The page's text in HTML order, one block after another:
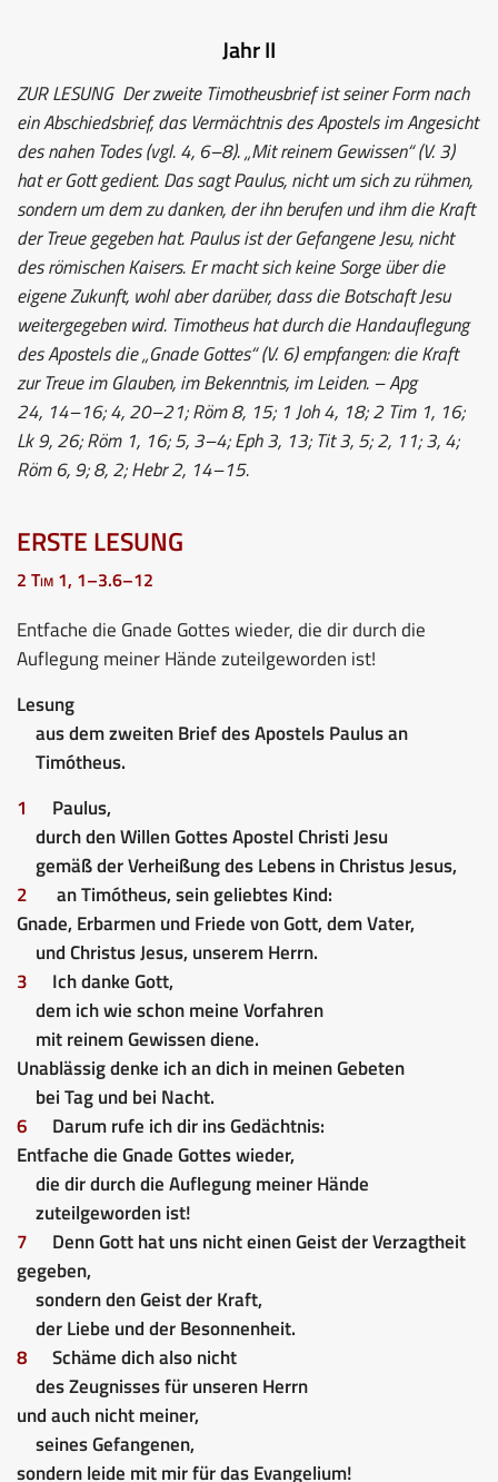
Jahr II
ZUR LESUNGDer zweite Timotheusbrief ist seiner Form nach
ein Abschiedsbrief, das Vermächtnis des Apostels im Angesicht
des nahen Todes (vgl. 4, 6–8). „Mit reinem Gewissen“ (V. 3)
hat er Gott gedient. Das sagt Paulus, nicht um sich zu rühmen,
sondern um dem zu danken, der ihn berufen und ihm die Kraft
der Treue gegeben hat. Paulus ist der Gefangene Jesu, nicht
des römischen Kaisers. Er macht sich keine Sorge über die
eigene Zukunft, wohl aber darüber, dass die Botschaft Jesu
weitergegeben wird. Timotheus hat durch die Handauflegung
des Apostels die „Gnade Gottes“ (V. 6) empfangen: die Kraft
zur Treue im Glauben, im Bekenntnis, im Leiden. – Apg
24, 14–16; 4, 20–21; Röm 8, 15; 1 Joh 4, 18; 2 Tim 1, 16;
Lk 9, 26; Röm 1, 16; 5, 3–4; Eph 3, 13; Tit 3, 5; 2, 11; 3, 4;
Röm 6, 9; 8, 2; Hebr 2, 14–15.
ERSTE LESUNG
2 Tim 1, 1–3.6–12
Entfache die Gnade Gottes wieder, die dir durch die
Auflegung meiner Hände zuteilgeworden ist!
Lesung
aus dem zweiten Brief des Apostels Paulus an
Timótheus.
1
Paulus,
durch den Willen Gottes Apostel Christi Jesu
gemäß der Verheißung des Lebens in Christus Jesus,
2
an Timótheus, sein geliebtes Kind:
Gnade, Erbarmen und Friede von Gott, dem Vater,
und Christus Jesus, unserem Herrn.
3
Ich danke Gott,
dem ich wie schon meine Vorfahren
mit reinem Gewissen diene.
Unablässig denke ich an dich in meinen Gebeten
bei Tag und bei Nacht.
6
Darum rufe ich dir ins Gedächtnis:
Entfache die Gnade Gottes wieder,
die dir durch die Auflegung meiner Hände
zuteilgeworden ist!
7
Denn Gott hat uns nicht einen Geist der Verzagtheit
gegeben,
sondern den Geist der Kraft,
der Liebe und der Besonnenheit.
8
Schäme dich also nicht
des Zeugnisses für unseren Herrn
und auch nicht meiner,
seines Gefangenen,
sondern leide mit mir für das Evangelium!